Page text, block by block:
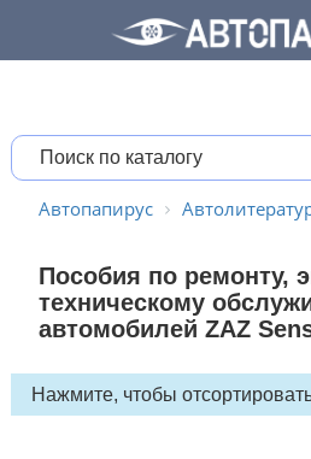
Автопапирус
Пособия по ремонту,
техническому
автомобилей ZAZ